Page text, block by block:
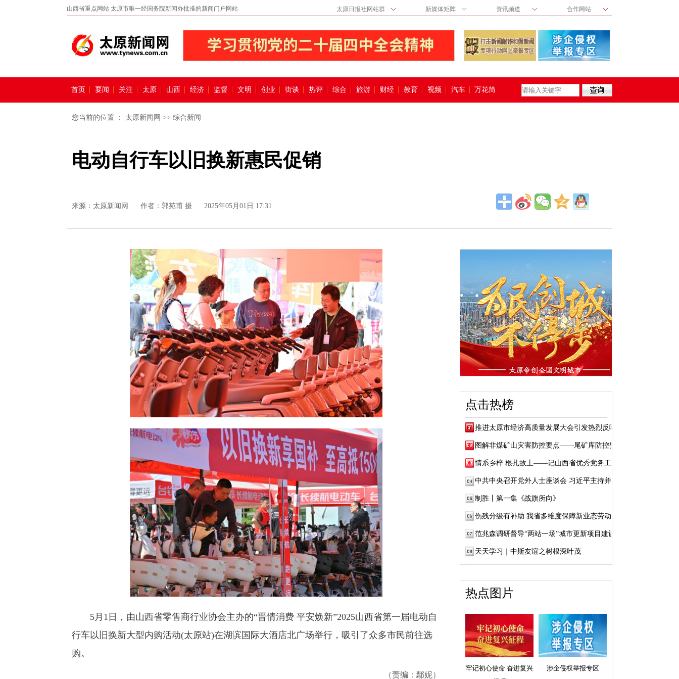
山西省重点网站 太原市唯一经国务院新闻办批准的新闻门户网站 太原日报社网站群 新媒体矩阵 资讯频道 合作网站
首页 要闻 关注 太原 山西 经济 监督 文明 创业 街谈 热评 综合 旅游 财经 教育 视频 汽车 万花筒
您当前的位置 ： 太原新闻网 >> 综合新闻
电动自行车以旧换新惠民促销
来源： 太原新闻网 作者：郭苑甫 摄 2025年05月01日 17:31
5月1日，由山西省零售商行业协会主办的“晋情消费 平安焕新”2025山西省第一届电动自
行车以旧换新大型内购活动(太原站)在湖滨国际大酒店北广场举行，吸引了众多市民前往选
购。
（责编：鄢妮）
点击热榜
推进太原市经济高质量发展大会引发热烈反响
图解非煤矿山灾害防控要点——尾矿库防控要点
情系乡梓 根扎故土——记山西省优秀党务工作...
中共中央召开党外人士座谈会 习近平主持并发...
制胜丨第一集《战旗所向》
伤残分级有补助 我省多维度保障新业态劳动者...
范兆森调研督导“两站一场”城市更新项目建设
天天学习｜中斯友谊之树根深叶茂
热点图片
牢记初心使命 奋进复兴
涉企侵权举报专区